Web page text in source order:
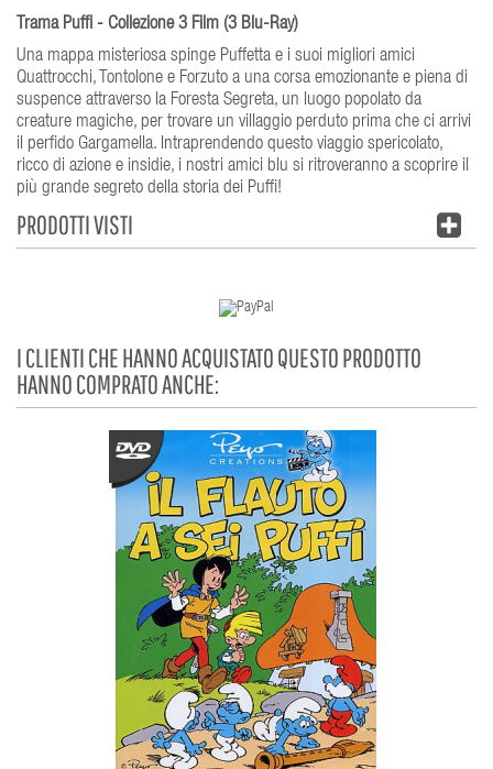
Trama Puffi - Collezione 3 Film (3 Blu-Ray)
Una mappa misteriosa spinge Puffetta e i suoi migliori amici
Quattrocchi, Tontolone e Forzuto a una corsa emozionante e piena di
suspence attraverso la Foresta Segreta, un luogo popolato da
creature magiche, per trovare un villaggio perduto prima che ci arrivi
il perfido Gargamella. Intraprendendo questo viaggio spericolato,
ricco di azione e insidie, i nostri amici blu si ritroveranno a scoprire il
più grande segreto della storia dei Puffi!
PRODOTTI VISTI
I CLIENTI CHE HANNO ACQUISTATO QUESTO PRODOTTO
HANNO COMPRATO ANCHE: